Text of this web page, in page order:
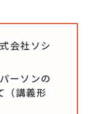
会社ソシ
ーソンの
（講義形